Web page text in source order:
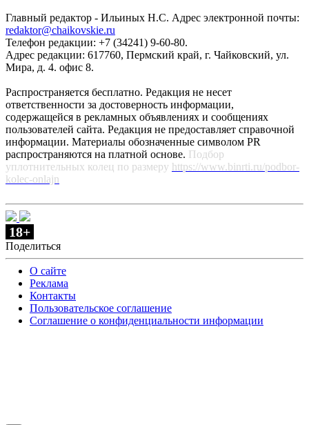
Главный редактор - Ильиных Н.С. Адрес электронной почты:
redaktor@chaikovskie.ru
Телефон редакции: +7 (34241) 9-60-80.
Адрес редакции: 617760, Пермский край, г. Чайковский, ул.
Мира, д. 4. офис 8.
Распространяется бесплатно. Редакция не несет
ответственности за достоверность информации,
содержащейся в рекламных объявлениях и сообщениях
пользователей сайта. Редакция не предоставляет справочной
информации. Материалы обозначенные символом PR
распространяются на платной основе. Подбор
уплотнительных колец по размеру https://www.binrti.ru/podbor-
kolec-onlajn
18+
Поделиться
О сайте
Реклама
Контакты
Пользовательское соглашение
Соглашение о конфиденциальности информации